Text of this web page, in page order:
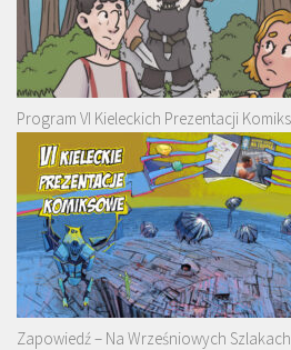
Program VI Kieleckich Prezentacji
Zapowiedź – Na Wrześniowych Szlakach